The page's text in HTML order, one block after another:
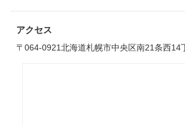
アクセス
〒064-0921北海道札幌市中央区南21条西14